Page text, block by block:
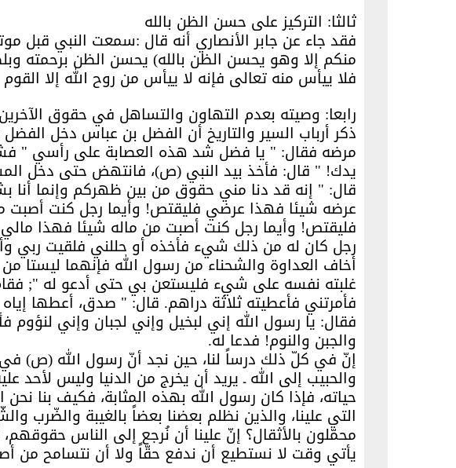
ثالثا: التركيز على حسن الظن بالله
فقد جاء عن جابر الأنصاري أنه قال :سمعت النبي قبل
منكم إلا وهو يحسن الظن بالله) يحسن الظن برحمته
فلا ييأس منه تعالى فإنه لا ييأس من روح الله إلا
رابعا: وصيته بعدم التهاون والتساهل في حقوق الآخرين
ذكر أرباب السير والتاريخ أن الفضل بن عباس دخل
مرضه فقال: " يا فضل شد هذه العصابة على رأسي "
يدك! " قال: فأخذ بيد النبي (ص)، فانتهض حتى دخل
قال: " إنه قد دنا مني حقوق من بين ظهركم وإنما أنا
عرضه شيئا فهذا عرضي فليقتص! وأيما رجل كنت
فليقتص! وأيما رجل كنت أصبت من ماله شيئا فهذا مالي
رجل كان له من ذلك شيء فأخذه أو حللني فلقيت ربي
أخاف العداوة والشحناء من رسول الله فإنهما ليستا
غلبته نفسه على شيء فليستعن بي حتى أدعو له ";
فأمرتني فأعطيته ثلاثة دراهم. قال: " صدق، أعطها
فقال: يا رسول الله إني لبخيل وإني لجبان وإني لنؤوم
والجبن والنوم! فدعا له.
إنّ في كلّ ذلك درساً لنا، حين نجد أنّ رسول الله (ص)
والحبيب إلى الله ـ يريد أن يخرج من الدنيا وليس
حياته، فإذا كان رسول الله بهذه المثابة، فكيف بنا
التي علينا، والذين نظلم بعضنا بعضاً بالغيبة والضّرب
محمّلون بالأثقال؟ إنّ علينا أن نُرجع إلى الناس
يأتي وقت لا نستطيع أن ندفع حقّاً ولا أن نتسامح من